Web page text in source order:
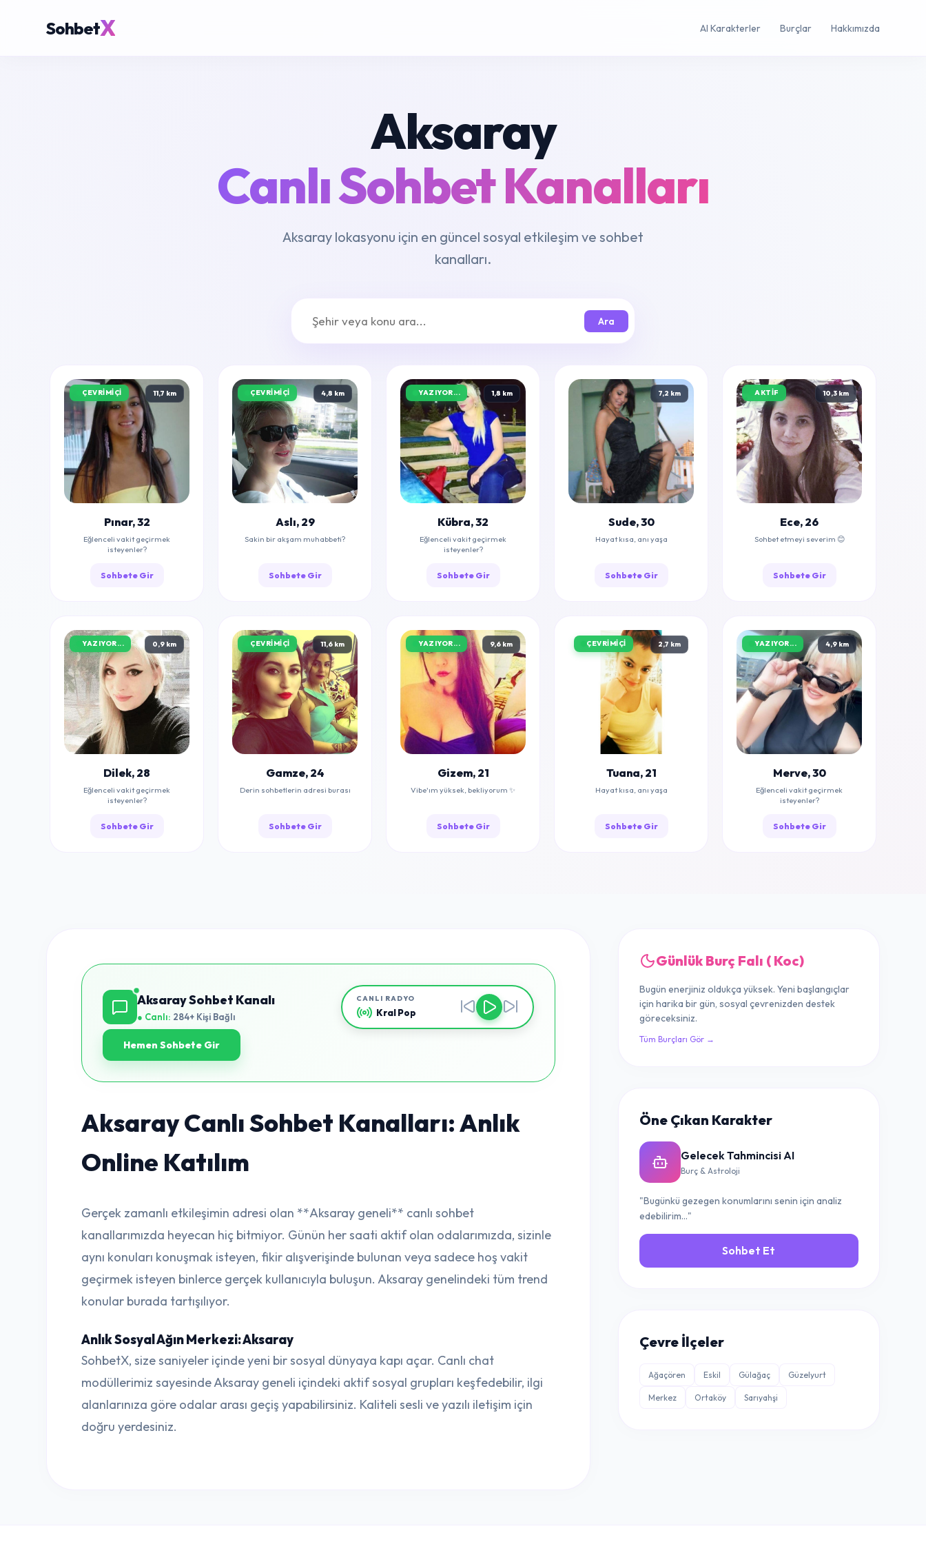
SohbetX AI Karakterler Burçlar Hakkımızda
Aksaray
Canlı Sohbet Kanalları
Aksaray lokasyonu için en güncel sosyal etkileşim ve sohbet
kanalları.
Ara
ÇEVRIMIÇI 11,7 km
Pınar, 32
Eğlenceli vakit geçirmek
isteyenler?
Sohbete Gir
ÇEVRIMIÇI 4,8 km
Aslı, 29
Sakin bir akşam muhabbeti?
Sohbete Gir
YAZIYOR... 1,8 km
Kübra, 32
Eğlenceli vakit geçirmek
isteyenler?
Sohbete Gir
7,2 km
Sude, 30
Hayat kısa, anı yaşa
Sohbete Gir
AKTIF 10,3 km
Ece, 26
Sohbet etmeyi severim 😊
Sohbete Gir
YAZIYOR... 0,9 km
Dilek, 28
Eğlenceli vakit geçirmek
isteyenler?
Sohbete Gir
ÇEVRIMIÇI 11,6 km
Gamze, 24
Derin sohbetlerin adresi burası
Sohbete Gir
YAZIYOR... 9,6 km
Gizem, 21
Vibe'ım yüksek, bekliyorum ✨
Sohbete Gir
ÇEVRIMIÇI 2,7 km
Tuana, 21
Hayat kısa, anı yaşa
Sohbete Gir
YAZIYOR... 4,9 km
Merve, 30
Eğlenceli vakit geçirmek
isteyenler?
Sohbete Gir
Aksaray Sohbet Kanalı
● Canlı: 284+ Kişi Bağlı
CANLI RADYO
Kral Pop
Hemen Sohbete Gir
Aksaray Canlı Sohbet Kanalları: Anlık
Online Katılım
Gerçek zamanlı etkileşimin adresi olan **Aksaray geneli** canlı sohbet
kanallarımızda heyecan hiç bitmiyor. Günün her saati aktif olan odalarımızda, sizinle
aynı konuları konuşmak isteyen, fikir alışverişinde bulunan veya sadece hoş vakit
geçirmek isteyen binlerce gerçek kullanıcıyla buluşun. Aksaray genelindeki tüm trend
konular burada tartışılıyor.
Anlık Sosyal Ağın Merkezi: Aksaray
SohbetX, size saniyeler içinde yeni bir sosyal dünyaya kapı açar. Canlı chat
modüllerimiz sayesinde Aksaray geneli içindeki aktif sosyal grupları keşfedebilir, ilgi
alanlarınıza göre odalar arası geçiş yapabilirsiniz. Kaliteli sesli ve yazılı iletişim için
doğru yerdesiniz.
Günlük Burç Falı ( Koc)
Bugün enerjiniz oldukça yüksek. Yeni başlangıçlar
için harika bir gün, sosyal çevrenizden destek
göreceksiniz.
Tüm Burçları Gör →
Öne Çıkan Karakter
Gelecek Tahmincisi AI
Burç & Astroloji
"Bugünkü gezegen konumlarını senin için analiz
edebilirim..."
Sohbet Et
Çevre İlçeler
Ağaçören Eskil Gülağaç Güzelyurt
Merkez Ortaköy Sarıyahşi